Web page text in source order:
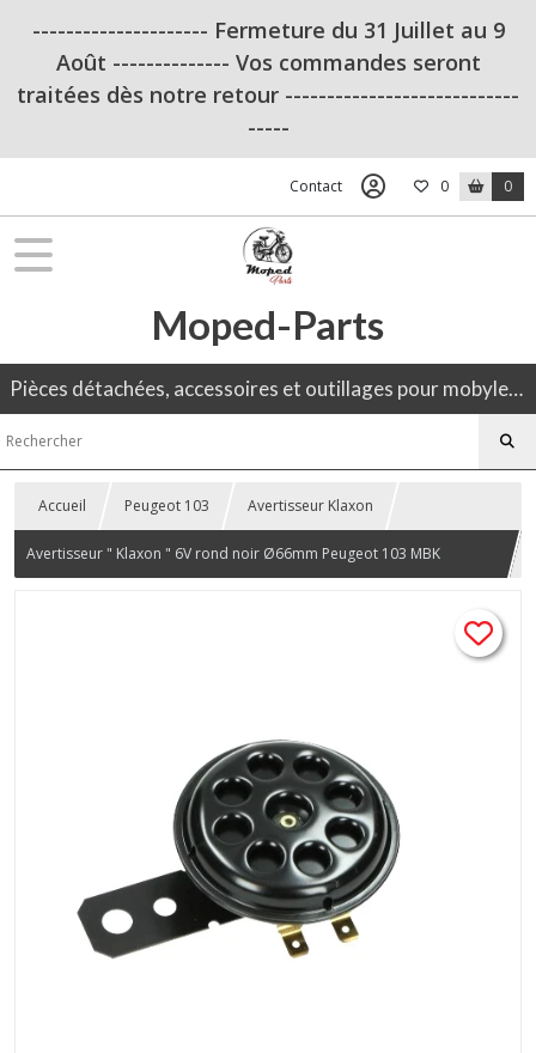
--------------------- Fermeture du 31 Juillet au 9
Août -------------- Vos commandes seront
traitées dès notre retour ----------------------------
-----
Contact 0 0
Moped-Parts
Pièces détachées, accessoires et outillages pour mobylette, 50CC, moto ancienne.
Accueil Peugeot 103 Avertisseur Klaxon
Avertisseur " Klaxon " 6V rond noir Ø66mm Peugeot 103 MBK